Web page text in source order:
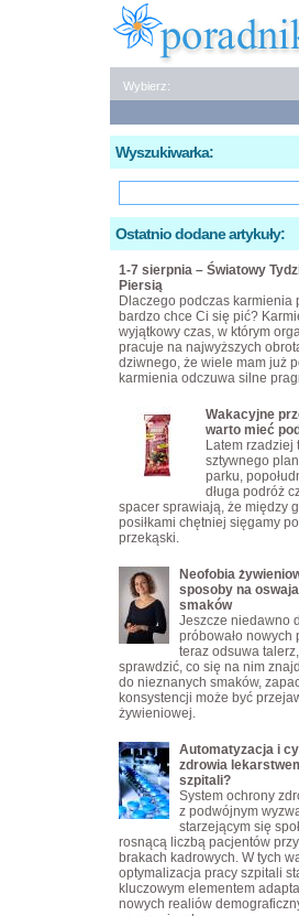
Wybierz:
Wyszukiwarka:
Ostatnio dodane artykuły:
1-7 sierpnia – Światowy
Piersią
Dlaczego podczas karmienia
bardzo chce Ci się pić?
wyjątkowy czas, w którym
pracuje na najwyższych
dziwnego, że wiele mam już
karmienia odczuwa silne
Wakacyjne
warto mieć
Latem rzadziej
sztywnego
parku,
długa podróż
spacer sprawiają, że między
posiłkami chętniej sięgamy
przekąski.
Neofobia
sposoby na
smaków
Jeszcze niedawno
próbowało nowych
teraz odsuwa
sprawdzić, co się na nim
do nieznanych smaków,
konsystencji może być
żywieniowej.
Automatyzacja i
zdrowia
szpitali?
System ochrony
z podwójnym
starzejącym się
rosnącą liczbą pacjentów
brakach kadrowych. W tych
optymalizacja pracy szpitali
kluczowym elementem
nowych realiów